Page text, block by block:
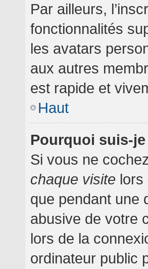
Par ailleurs,
fonctionnalités
les avatars
aux autres
est rapide et
Haut
Pourquoi suis-
Si vous ne
chaque visite lors
que pendant une
abusive de votre
lors de la
ordinateur public